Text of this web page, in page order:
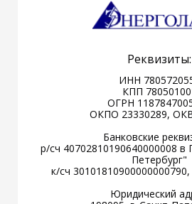
Реквизиты:
ИНН
КПП
ОГРН
ОКПО 23330289,
Банковские
р/сч 40702810190640000008
Петербург"
к/сч
Юридический